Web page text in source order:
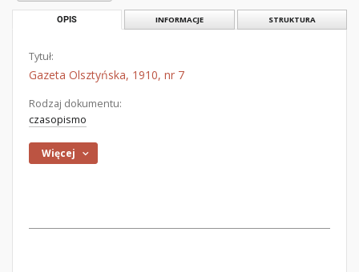
OPIS INFORMACJE STRUKTURA
Tytuł:
Gazeta Olsztyńska, 1910, nr 7
Rodzaj dokumentu:
czasopismo
Więcej